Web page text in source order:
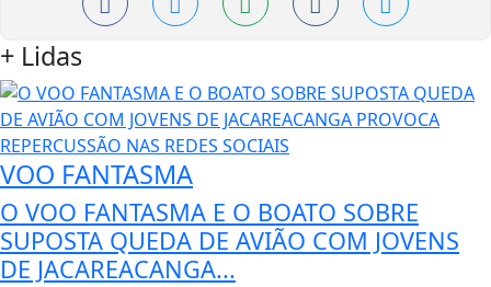
+ Lidas
VOO FANTASMA
O VOO FANTASMA E O BOATO SOBRE
SUPOSTA QUEDA DE AVIÃO COM JOVENS
DE JACAREACANGA...